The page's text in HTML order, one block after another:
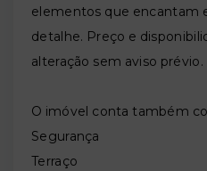
elementos que encantam
detalhe. Preço e
alteração sem aviso prévio.
O imóvel conta também
Segurança
Terraço